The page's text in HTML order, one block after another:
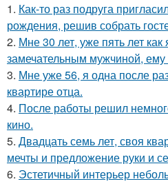
1. Как-то раз подруга
рождения, решив собрать
2. Мне 30 лет, уже пять лет
замечательным мужчиной, ему
3. Мне уже 56, я одна после
квартире отца.
4. После работы решил
кино.
5. Двадцать семь лет, своя
мечты и предложение руки и
6. Эстетичный интерьер